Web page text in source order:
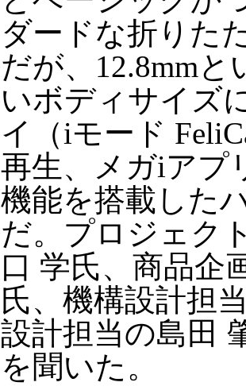
ダードな折りた
だが、12.8mmと
いボディサイズ
イ（iモード
再生、メガiアプ
機能を搭載した
だ。プロジェク
口 学氏、商品企
氏、機構設計担
設計担当の島田
を聞いた。